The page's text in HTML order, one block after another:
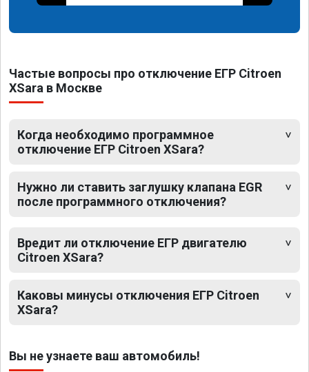
Частые вопросы про отключение ЕГР Citroen
XSara в Москве
Когда необходимо программное
отключение ЕГР Citroen XSara?
Нужно ли ставить заглушку клапана EGR
после программного отключения?
Вредит ли отключение ЕГР двигателю
Citroen XSara?
Каковы минусы отключения ЕГР Citroen
XSara?
Вы не узнаете ваш автомобиль!